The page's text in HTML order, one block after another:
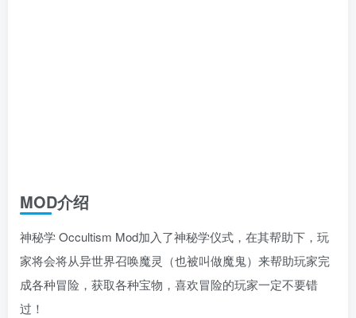
MOD介绍
神秘学 Occultism Mod加入了神秘学仪式，在其帮助下，玩
家将会将从异世界召唤魔灵（也被叫做魔鬼）来帮助玩家完
成各种冒险，获取各种宝物，喜欢冒险的玩家一定不要错
过！